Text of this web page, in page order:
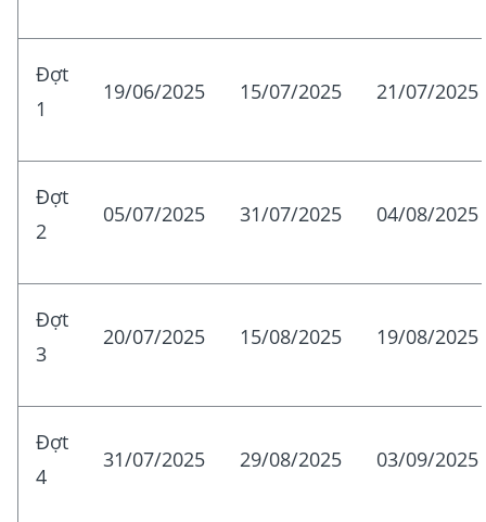
Đợt
1
19/06/2025 15/07/2025 21/07/2025
Đợt
2
05/07/2025 31/07/2025 04/08/2025
Đợt
3
20/07/2025 15/08/2025 19/08/2025
Đợt
4
31/07/2025 29/08/2025 03/09/2025